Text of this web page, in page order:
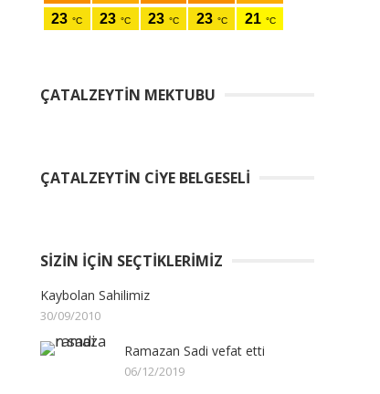
ÇATALZEYTIN MEKTUBU
ÇATALZEYTIN CIYE BELGESELI
SIZIN İÇIN SEÇTIKLERIMIZ
Kaybolan Sahilimiz
30/09/2010
Ramazan Sadi vefat etti
06/12/2019